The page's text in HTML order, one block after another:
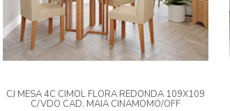
CJ MESA 4C CIMOL FLORA REDONDA 109X109
C/VDO CAD. MAIA CINAMOMO/OFF